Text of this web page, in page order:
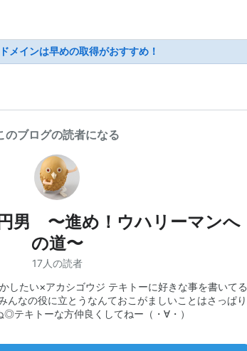
メインは早めの取得がおすすめ！
のブログの読者になる
男 〜進め！ウハリーマンへ
の道〜
17人の読者
したい×アカシゴウジ テキトーに好きな事を書いてる
◎テキトーな方仲良くしてねー（・∀・）